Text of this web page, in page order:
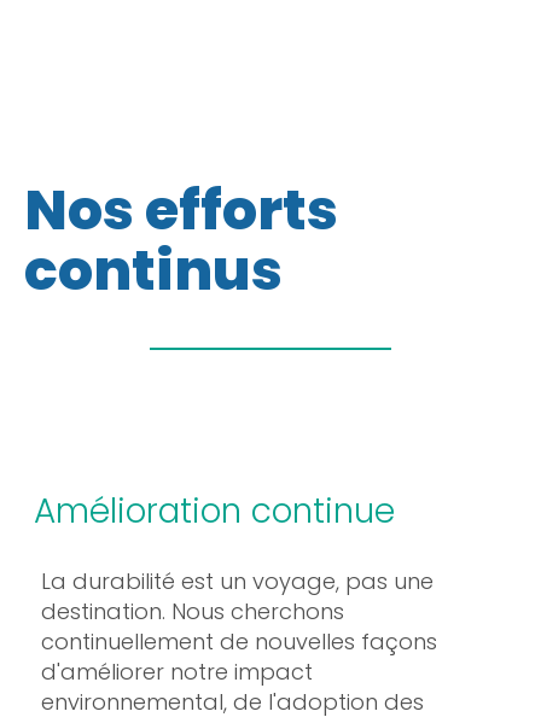
Nos efforts
continus
Amélioration continue
La durabilité est un voyage, pas une
destination. Nous cherchons
continuellement de nouvelles façons
d'améliorer notre impact
environnemental, de l'adoption des